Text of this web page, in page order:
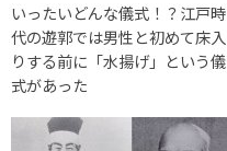
いったいどんな儀式！？江戸時
代の遊郭では男性と初めて床入
りする前に「水揚げ」という儀
式があった